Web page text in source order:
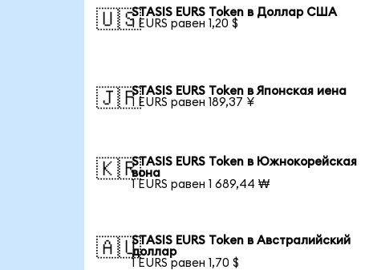
🇺🇸STASIS EURS Token в Доллар США
1 EURS равен 1,20 $
🇯🇵STASIS EURS Token в Японская иена
1 EURS равен 189,37 ¥
🇰🇷STASIS EURS Token в Южнокорейская
вона
1 EURS равен 1 689,44 ₩
🇦🇺STASIS EURS Token в Австралийский
доллар
1 EURS равен 1,70 $